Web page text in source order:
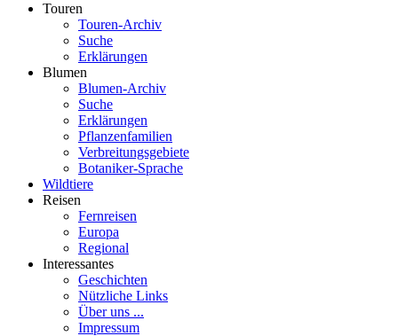
Touren
Touren-Archiv
Suche
Erklärungen
Blumen
Blumen-Archiv
Suche
Erklärungen
Pflanzenfamilien
Verbreitungsgebiete
Botaniker-Sprache
Wildtiere
Reisen
Fernreisen
Europa
Regional
Interessantes
Geschichten
Nützliche Links
Über uns ...
Impressum